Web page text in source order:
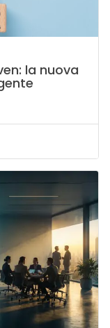
la nuova